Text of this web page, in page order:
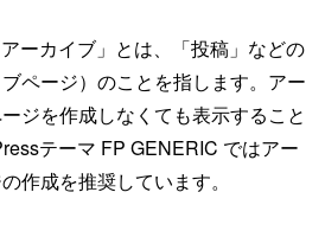
ーカイブ」とは、「投稿」などの
ページ）のことを指します。アー
ジを作成しなくても表示すること
テーマ FP GENERIC ではアー
作成を推奨しています。